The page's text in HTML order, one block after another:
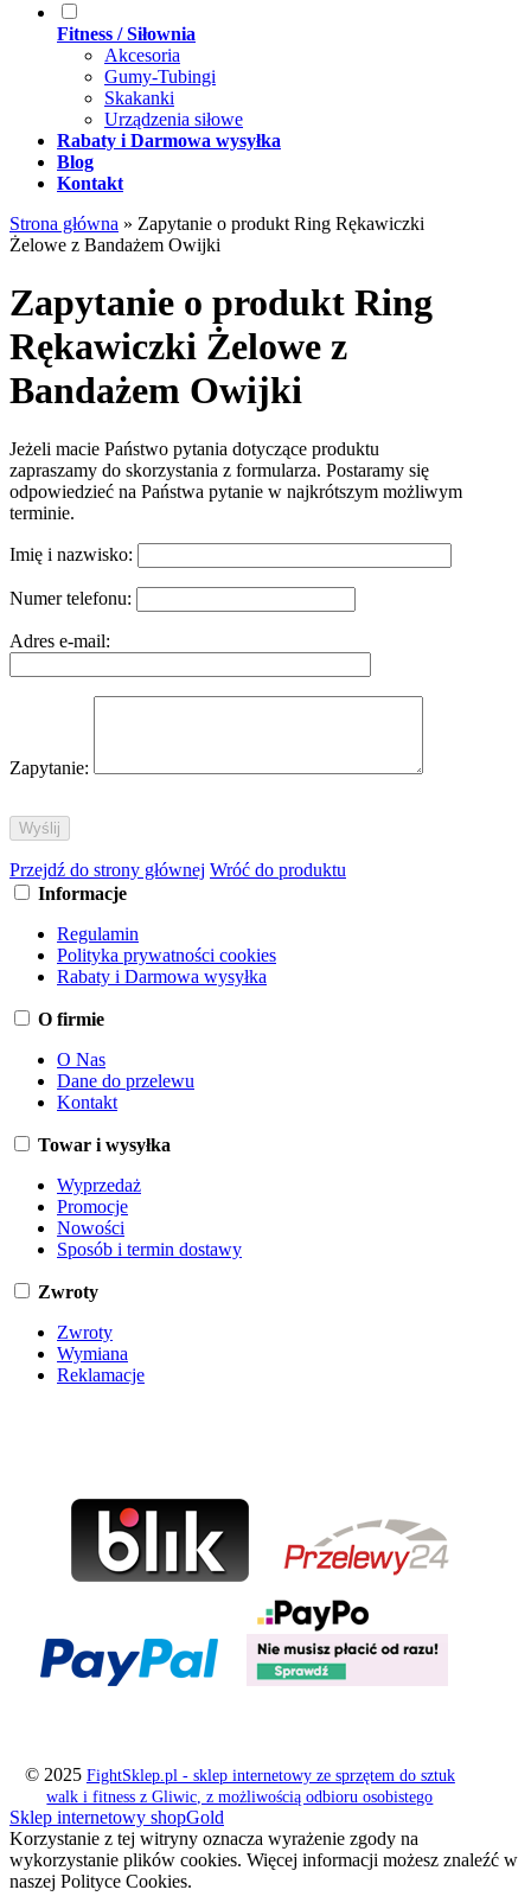
Fitness / Siłownia
Akcesoria
Gumy-Tubingi
Skakanki
Urządzenia siłowe
Rabaty i Darmowa wysyłka
Blog
Kontakt
Strona główna » Zapytanie o produkt Ring Rękawiczki
Żelowe z Bandażem Owijki
Zapytanie o produkt Ring
Rękawiczki Żelowe z
Bandażem Owijki
Jeżeli macie Państwo pytania dotyczące produktu
zapraszamy do skorzystania z formularza. Postaramy się
odpowiedzieć na Państwa pytanie w najkrótszym możliwym
terminie.
Imię i nazwisko:
Numer telefonu:
Adres e-mail:
Zapytanie:
Przejdź do strony głównej Wróć do produktu
Informacje
Regulamin
Polityka prywatności cookies
Rabaty i Darmowa wysyłka
O firmie
O Nas
Dane do przelewu
Kontakt
Towar i wysyłka
Wyprzedaż
Promocje
Nowości
Sposób i termin dostawy
Zwroty
Zwroty
Wymiana
Reklamacje
© 2025 FightSklep.pl - sklep internetowy ze sprzętem do sztuk
walk i fitness z Gliwic, z możliwością odbioru osobistego
Sklep internetowy shopGold
Korzystanie z tej witryny oznacza wyrażenie zgody na
wykorzystanie plików cookies. Więcej informacji możesz znaleźć w
naszej Polityce Cookies.